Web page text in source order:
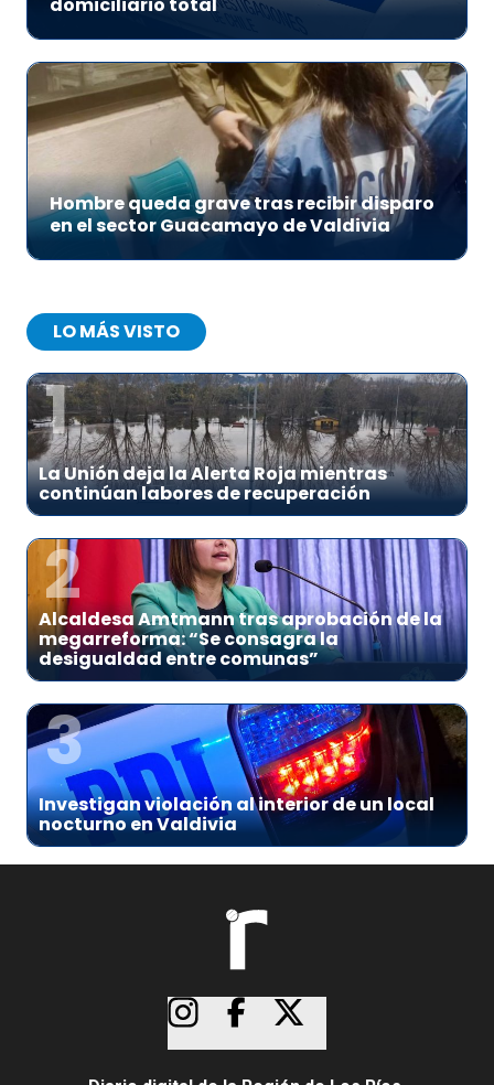
domiciliario total
Hombre queda grave tras recibir disparo
en el sector Guacamayo de Valdivia
LO MÁS VISTO
1
La Unión deja la Alerta Roja mientras
continúan labores de recuperación
2
Alcaldesa Amtmann tras aprobación de la
megarreforma: “Se consagra la
desigualdad entre comunas”
3
Investigan violación al interior de un local
nocturno en Valdivia